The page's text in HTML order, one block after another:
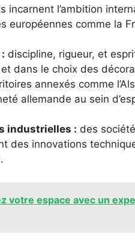
incarnent l’ambition
européennes comme la
discipline, rigueur, et
dans le choix des
annexés comme
allemande au sein
industrielles : des
des innovations
votre espace avec un